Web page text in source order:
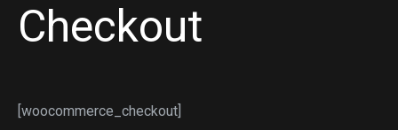
Checkout
[woocommerce_checkout]